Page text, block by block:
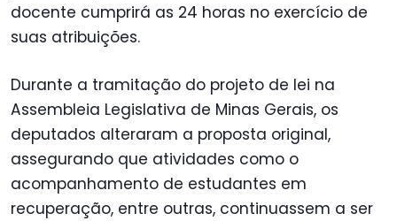
docente cumprirá as 24 horas no exercício de
suas atribuições.
Durante a tramitação do projeto de lei na
Assembleia Legislativa de Minas Gerais, os
deputados alteraram a proposta original,
assegurando que atividades como o
acompanhamento de estudantes em
recuperação, entre outras, continuassem a ser